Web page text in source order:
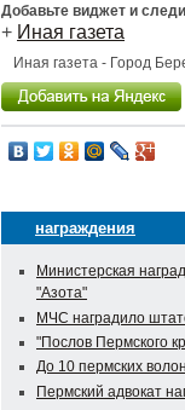
Добавьте виджет и
+ Иная газета
Иная газета - Город
награждения
Министерская
"Азота"
МЧС наградило
"Послов Пермского
До 10 пермских
Пермский адвокат